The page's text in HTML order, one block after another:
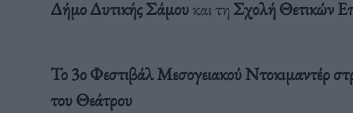
Δήμο Δυτικής Σάμουκαι τη Σχολή Θετικών
Το 3ο Φεστιβάλ Μεσογειακού Ντοκιμαντέρ
του Θεάτρου